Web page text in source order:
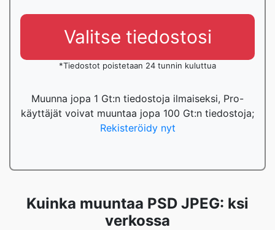
Valitse tiedostosi
*Tiedostot poistetaan 24 tunnin kuluttua
Muunna jopa 1 Gt:n tiedostoja ilmaiseksi, Pro-
käyttäjät voivat muuntaa jopa 100 Gt:n tiedostoja;
Rekisteröidy nyt
Kuinka muuntaa PSD JPEG: ksi
verkossa